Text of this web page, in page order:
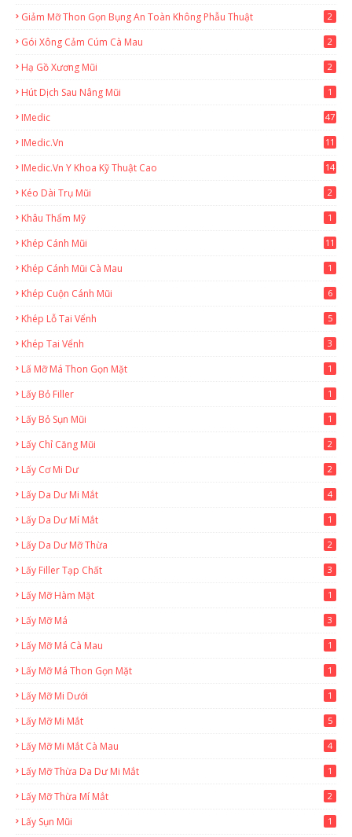
Giảm Mỡ Thon Gọn Bụng An Toàn Không Phẫu Thuật 2
Gói Xông Cảm Cúm Cà Mau 2
Hạ Gồ Xương Mũi 2
Hút Dịch Sau Nâng Mũi 1
IMedic 47
IMedic.vn
11
IMedic.vn Y Khoa Kỹ Thuật Cao 14
Kéo Dài Trụ Mũi 2
Khâu Thẩm Mỹ 1
Khép Cánh Mũi 11
Khép Cánh Mũi Cà Mau 1
Khép Cuộn Cánh Mũi 6
Khép Lỗ Tai Vểnh 5
Khép Tai Vểnh 3
Lấ Mỡ Má Thon Gọn Mặt 1
Lấy Bỏ Filler 1
Lấy Bỏ Sụn Mũi 1
Lấy Chỉ Căng Mũi 2
Lấy Cơ Mi Dư 2
Lấy Da Dư Mi Mắt 4
Lấy Da Dư Mí Mắt 1
Lấy Da Dư Mỡ Thừa 2
Lấy Filler Tạp Chất 3
Lấy Mỡ Hàm Mặt 1
Lấy Mỡ Má 3
Lấy Mỡ Má Cà Mau 1
Lấy Mỡ Má Thon Gọn Mặt 1
Lấy Mỡ Mi Dưới 1
Lấy Mỡ Mi Mắt 5
Lấy Mỡ Mi Mắt Cà Mau 4
Lấy Mỡ Thừa Da Dư Mi Mắt 1
Lấy Mỡ Thừa Mí Mắt 2
Lấy Sụn Mũi 1